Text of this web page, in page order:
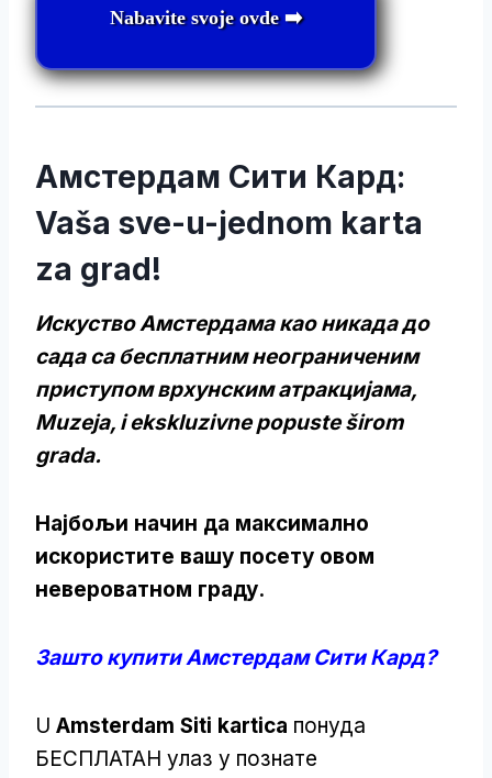
Nabavite svoje ovde ➡️
Амстердам Сити Кард:
Vaša sve-u-jednom karta
za grad!
Искуствo Амстердама као никада до
сада са бесплатним неограниченим
приступом врхунским атракцијама,
Muzeja, i ekskluzivne popuste širom
grada.
Најбољи начин да максимално
искористите вашу посету овом
невероватном граду.
Зашто купити Амстердам Сити Кард?
U Amsterdam Siti kartica понудa
БЕСПЛАТАН улаз у познате